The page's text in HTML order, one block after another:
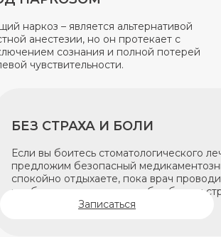
наркоз – является альтернативой
анестезии, но он протекает с
сознания и полной потерей
чувствительности.
БЕЗ СТРАХА И БОЛИ
Если вы боитесь стоматологического
предложим безопасный
спокойно отдыхаете, пока врач
необходимые процедуры без боли и
Записаться